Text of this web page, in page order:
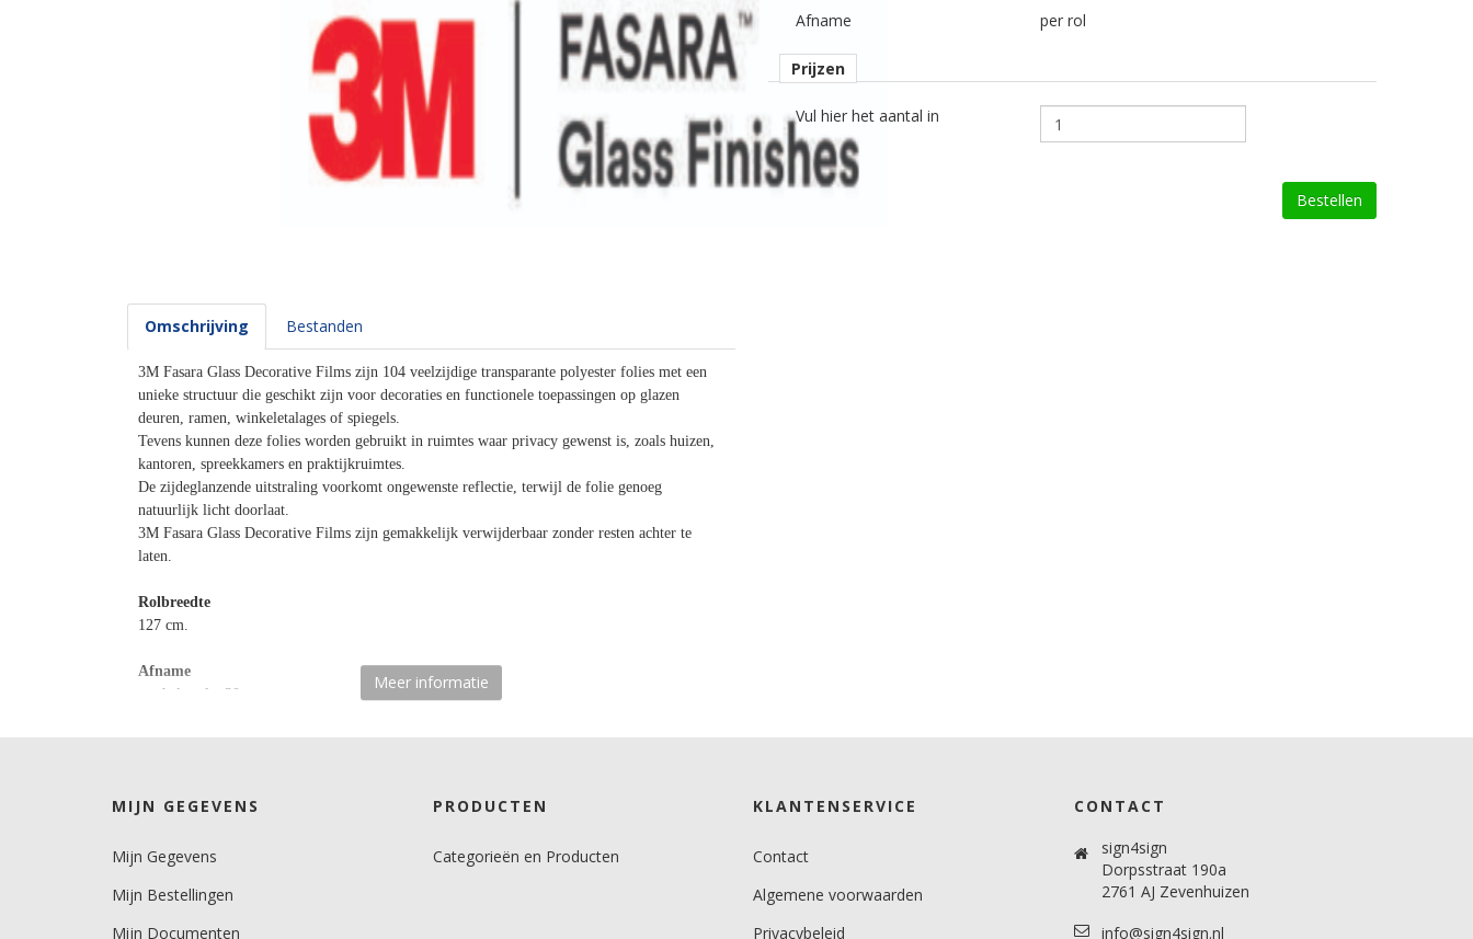
Omschrijving Bestanden
3M Fasara Glass Decorative Films zijn 104 veelzijdige transparante polyester folies met een
unieke structuur die geschikt zijn voor decoraties en functionele toepassingen op glazen
deuren, ramen, winkeletalages of spiegels.
Tevens kunnen deze folies worden gebruikt in ruimtes waar privacy gewenst is, zoals huizen,
kantoren, spreekkamers en praktijkruimtes.
De zijdeglanzende uitstraling voorkomt ongewenste reflectie, terwijl de folie genoeg
natuurlijk licht doorlaat.
3M Fasara Glass Decorative Films zijn gemakkelijk verwijderbaar zonder resten achter te
laten.
Rolbreedte
127 cm.
Afname
per hele rol a 30 meter.
kenmerk belijming
vlak, licht gebogen.
Meer informatie
Afname per rol
Prijzen
Vul hier het aantal in
MIJN GEGEVENS
Mijn Gegevens
Mijn Bestellingen
Mijn Documenten
PRODUCTEN
Categorieën en Producten
KLANTENSERVICE
Contact
Algemene voorwaarden
Privacybeleid
CONTACT
sign4sign
Dorpsstraat 190a
2761 AJ Zevenhuizen
info@sign4sign.nl